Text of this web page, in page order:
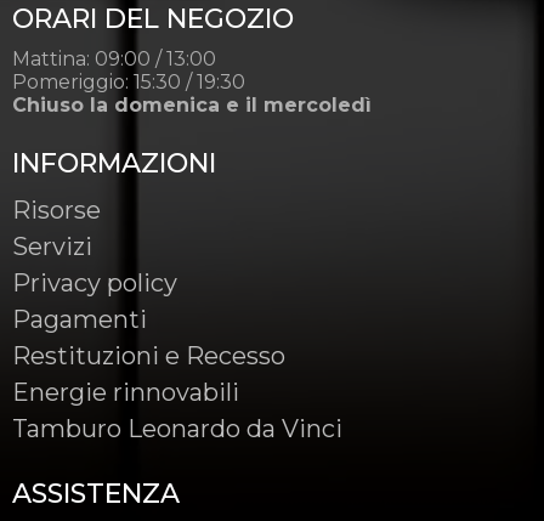
ORARI DEL NEGOZIO
Mattina: 09:00 / 13:00
Pomeriggio: 15:30 / 19:30
Chiuso la domenica e il mercoledì
INFORMAZIONI
Risorse
Servizi
Privacy policy
Pagamenti
Restituzioni e Recesso
Energie rinnovabili
Tamburo Leonardo da Vinci
ASSISTENZA